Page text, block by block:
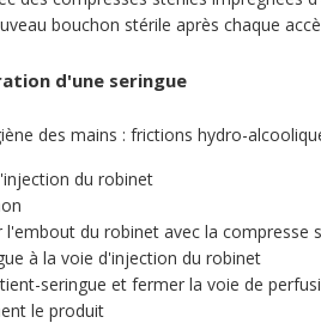
bouchon stérile après chaque
d'une seringue
des mains : frictions hydro-
du robinet
l'embout du robinet avec la
à la voie d'injection du robinet
seringue et fermer la voie de
le produit